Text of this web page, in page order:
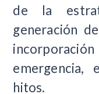
de la
generación
emergencia,
hitos.